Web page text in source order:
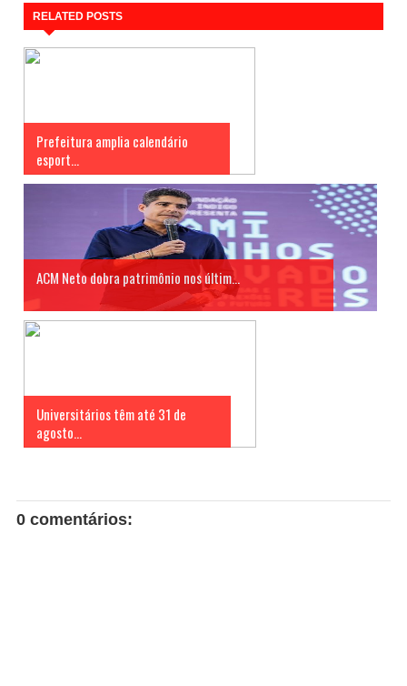
RELATED POSTS
Prefeitura amplia calendário
esport...
ACM Neto dobra patrimônio nos últim...
Universitários têm até 31 de
agosto...
0 comentários: